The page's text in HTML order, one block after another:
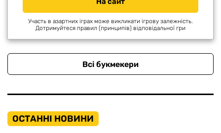
Участь в азартних іграх може викликати ігрову залежність.
Дотримуйтеся правил (принципів) відповідальної гри
Всі букмекери
ОСТАННІ НОВИНИ